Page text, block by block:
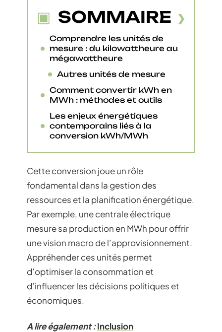
SOMMAIRE
Comprendre les unités de
mesure : du kilowattheure au
mégawattheure
Autres unités de mesure
Comment convertir kWh en
MWh : méthodes et outils
Les enjeux énergétiques
contemporains liés à la
conversion kWh/MWh
Cette conversion joue un rôle
fondamental dans la gestion des
ressources et la planification énergétique.
Par exemple, une centrale électrique
mesure sa production en MWh pour offrir
une vision macro de l’approvisionnement.
Appréhender ces unités permet
d’optimiser la consommation et
d’influencer les décisions politiques et
économiques.
A lire également :Inclusion